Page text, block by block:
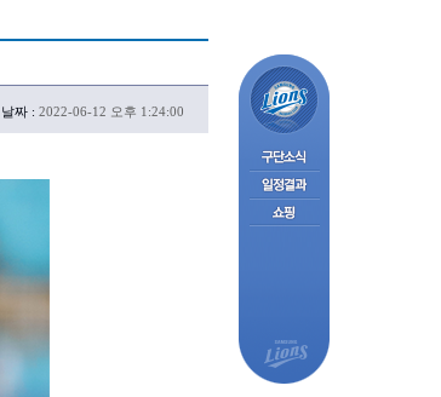
날짜 : 2022-06-12 오후 1:24:00